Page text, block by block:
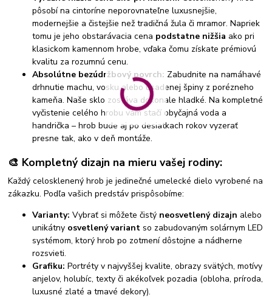
pôsobí na cintoríne neporovnateľne luxusnejšie,
modernejšie a čistejšie než tradičná žula či mramor. Napriek
tomu je jeho obstarávacia cena podstatne nižšia ako pri
klasickom kamennom hrobe, vďaka čomu získate prémiovú
kvalitu za rozumnú cenu.
Absolútne bezúdržbový povrch: Zabudnite na namáhavé
drhnutie machu, vosku alebo usadenej špiny z porézneho
kameňa. Naše sklo zostáva dokonale hladké. Na kompletné
vyčistenie celého hrobu vám stačí obyčajná voda a
handrička – hrob bude aj po desiatkach rokov vyzerať
presne tak, ako v deň montáže.
🎨 Kompletný dizajn na mieru vašej rodiny:
Každý celosklenený hrob je jedinečné umelecké dielo vyrobené na
zákazku. Podľa vašich predstáv prispôsobíme:
Varianty: Vybrať si môžete čistý neosvetlený dizajn alebo
unikátny osvetlený variant so zabudovaným solárnym LED
systémom, ktorý hrob po zotmení dôstojne a nádherne
rozsvieti.
Grafiku: Portréty v najvyššej kvalite, obrazy svätých, motívy
anjelov, holubíc, texty či akékoľvek pozadia (obloha, príroda,
luxusné zlaté a tmavé dekory).